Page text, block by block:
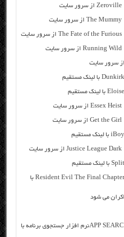
دانلود رایگان فیلم خارجی Resident Evil The Final Chapter 2017 با
دانلود APP SEARCH BY VOICE Full 3.0.0نرم افزار جستجوی برنامه با